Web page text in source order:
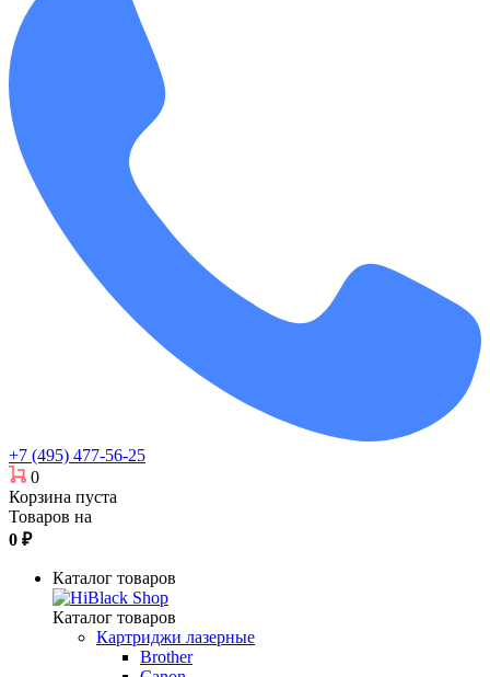
+7 (495) 477-56-25
0
Корзина пуста
Товаров на
0 ₽
Каталог товаров
Каталог товаров
Картриджи лазерные
Brother